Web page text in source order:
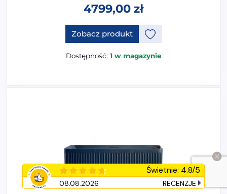
4799,00 zł
Zobacz produktTen produkt ma opcje, które
Dostępność: 1 w magazynie
Świetnie: 4.8/5
08.08.2026 RECENZJE